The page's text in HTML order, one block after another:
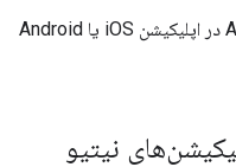
در اپلیکیشن iOS یا
Android
نیتیو